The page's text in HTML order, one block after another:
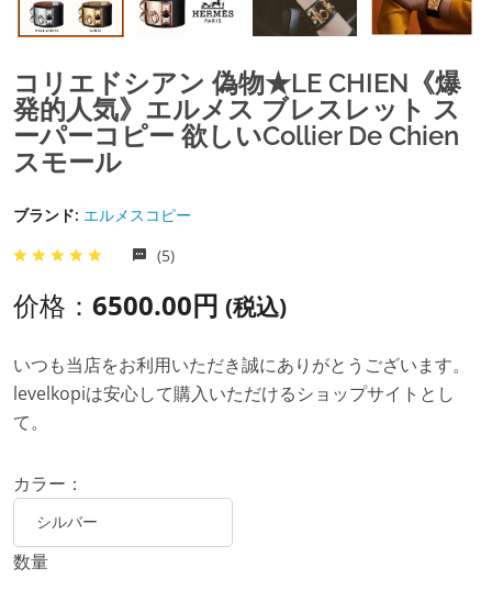
コリエドシアン 偽物★LE CHIEN《爆
発的人気》エルメス ブレスレット ス
ーパーコピー 欲しいCollier De Chien
スモール
ブランド: エルメスコピー
(5)
价格： 6500.00円 (税込)
いつも当店をお利用いただき誠にありがとうございます。
levelkopiは安心して購入いただけるショップサイトとし
て。
カラー：
数量